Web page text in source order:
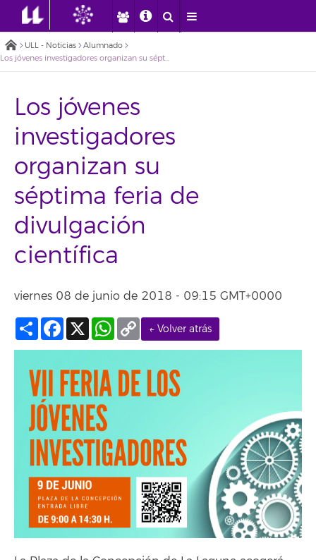
ULL - Noticias
Alumnado
Los jóvenes investigadores organizan su séptima feria de divulgación científica
Los jóvenes
investigadores
organizan su
séptima feria de
divulgación
científica
viernes 08 de junio de 2018 - 09:15 GMT+0000
← Volver atrás
Compartir
Facebook
X WhatsApp
Copy
Link